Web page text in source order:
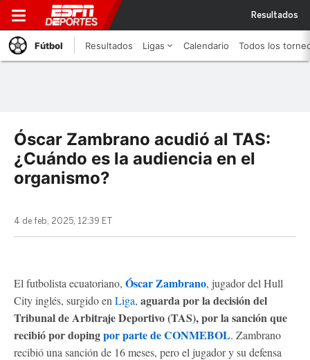
Resultados
Fútbol Resultados Ligas Calendario Todos los
Óscar Zambrano acudió al TAS:
¿Cuándo es la audiencia en el
organismo?
4 de feb, 2025, 12:39 ET
El futbolista ecuatoriano, Óscar Zambrano, jugador del Hull
City inglés, surgido en Liga, aguarda por la decisión del
Tribunal de Arbitraje Deportivo (TAS), por la sanción que
recibió por dopingpor parte de CONMEBOL. Zambrano
recibió una sanción de 16 meses, pero el jugador y su defensa